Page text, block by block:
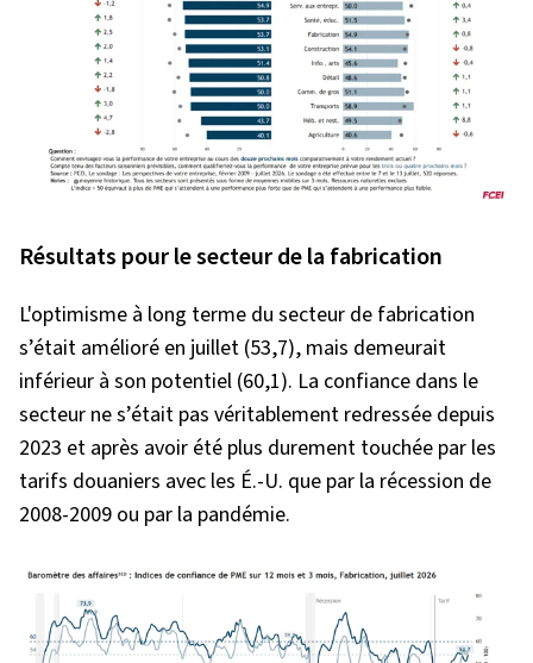
Résultats pour le secteur de la fabrication
L'optimisme à long terme du secteur de fabrication
s’était amélioré en juillet (53,7), mais demeurait
inférieur à son potentiel (60,1). La confiance dans le
secteur ne s’était pas véritablement redressée depuis
2023 et après avoir été plus durement touchée par les
tarifs douaniers avec les É.-U. que par la récession de
2008-2009 ou par la pandémie.